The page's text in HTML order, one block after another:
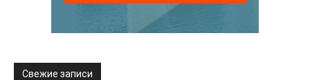
Свежие записи